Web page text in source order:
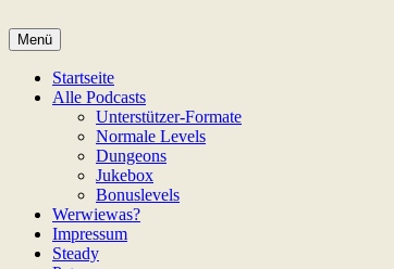
Inhalt
springen
Game Not Over
Menü
Startseite
Alle Podcasts
Unterstützer-Formate
Normale Levels
Dungeons
Jukebox
Bonuslevels
Werwiewas?
Impressum
Steady